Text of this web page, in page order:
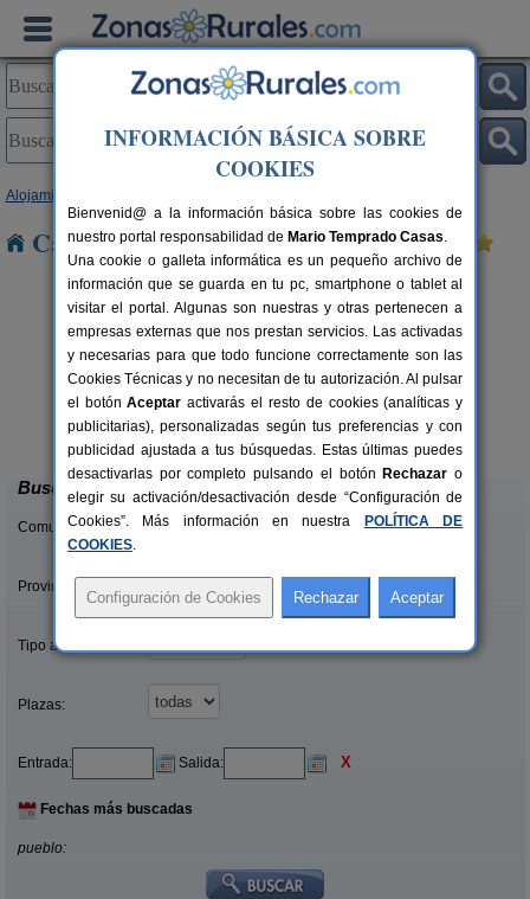
Alojamientos
Casas Rurales cerca de Lalueza
6 pers.
desde25 €
Camping Alquézar
Alquézar (Huesca)
Buscar
Comunidades:
Provincias/Islas:
Tipo alquiler:
Plazas:
Entrada: Salida: X
Fechas más buscadas
pueblo:
INFORMACIÓN BÁSICA SOBRE
COOKIES
Bienvenid@ a la información básica sobre las cookies de
nuestro portal responsabilidad de Mario Temprado Casas.
Una cookie o galleta informática es un pequeño archivo de
información que se guarda en tu pc, smartphone o tablet al
visitar el portal. Algunas son nuestras y otras pertenecen a
empresas externas que nos prestan servicios. Las activadas
y necesarias para que todo funcione correctamente son las
Cookies Técnicas y no necesitan de tu autorización. Al pulsar
el botónAceptar activarás el resto de cookies (analíticas y
publicitarias), personalizadas según tus preferencias y con
publicidad ajustada a tus búsquedas. Estas últimas puedes
desactivarlas por completo pulsando el botón Rechazar o
elegir su activación/desactivación desde “Configuración de
Cookies”. Más información en nuestra
POLÍTICA DE
COOKIES.